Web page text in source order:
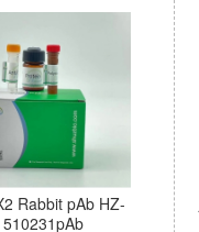
Rabbit pAb HZ-
510231pAb